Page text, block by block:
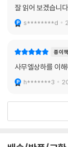
잘 읽어 보겠습니
s********d
종이책
사무엘상하를 이
h*******3